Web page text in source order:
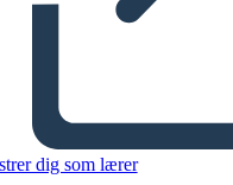
dig som lærer